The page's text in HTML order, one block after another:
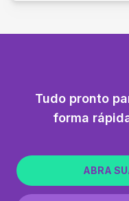
Tudo pronto
forma
ABRA